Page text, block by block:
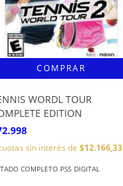
WORDL TOUR
EDITION
sin interés de $12.166,33
COMPLETO PS5 DIGITAL